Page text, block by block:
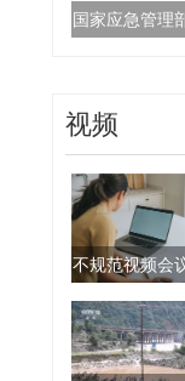
国家应急管理
视频
不规范视频会